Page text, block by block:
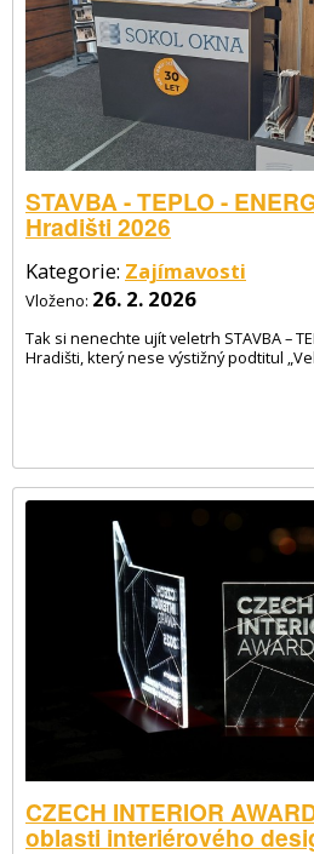
STAVBA - TEPLO -
Hradišti 2026
Kategorie: Zajímavosti
Vloženo: 26. 2. 2026
Tak si nenechte ujít veletrh STAVBA –
Hradišti, který nese výstižný podtitul
CZECH INTERIOR
oblasti interiérového